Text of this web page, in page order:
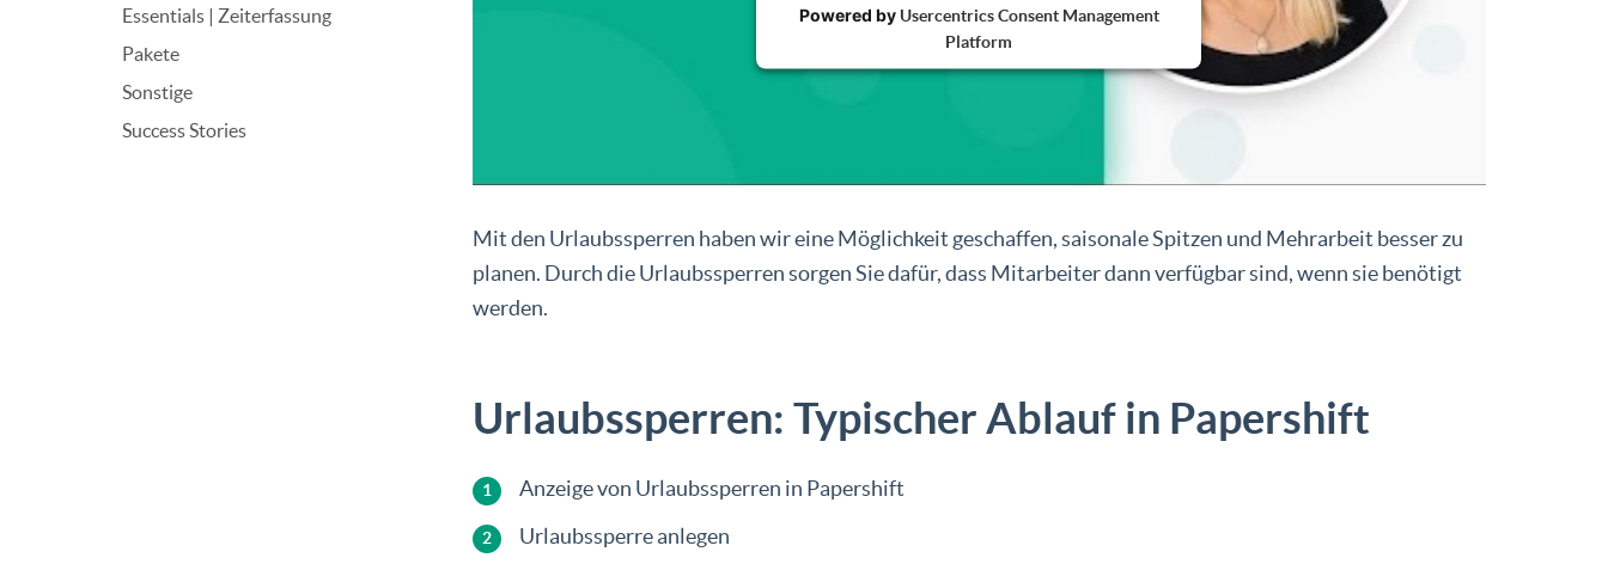
Essentials | Zeiterfassung
Pakete
Sonstige
Success Stories
Powered by Usercentrics Consent Management
Platform
Mit den Urlaubssperren haben wir eine Möglichkeit geschaffen, saisonale Spitzen und Mehrarbeit besser zu
planen. Durch die Urlaubssperren sorgen Sie dafür, dass Mitarbeiter dann verfügbar sind, wenn sie benötigt
werden.
Urlaubssperren: Typischer Ablauf in Papershift
Anzeige von Urlaubssperren in Papershift
Urlaubssperre anlegen